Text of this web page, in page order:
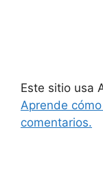
Este sitio usa
Aprende
comentarios.